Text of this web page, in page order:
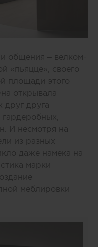
общения – велком-
«пьяцце», своего
площади этого
открывала
друг друга
гардеробных,
И несмотря на
из разных
даже намека на
марки
меблировки